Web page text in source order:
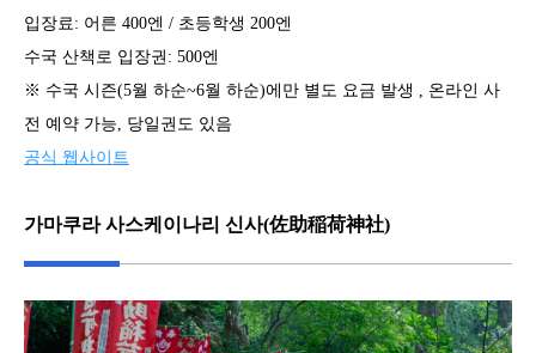
입장료: 어른 400엔 / 초등학생 200엔
수국 산책로 입장권: 500엔
※ 수국 시즌(5월 하순~6월 하순)에만 별도 요금 발생 , 온라인 사
전 예약 가능, 당일권도 있음
공식 웹사이트
가마쿠라 사스케이나리 신사(佐助稲荷神社)